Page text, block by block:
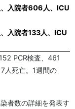
入院者606人、ICU
入院者133人、ICU
PCR検査、461
人死亡。1週間の
者数の詳細を発表す